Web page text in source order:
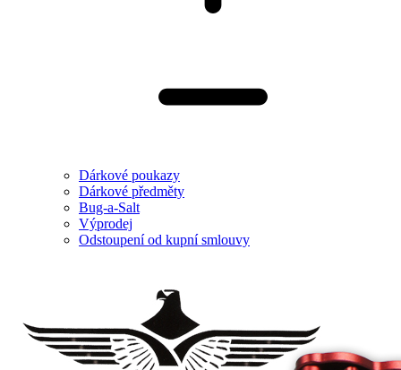
Dárkové poukazy
Dárkové předměty
Bug-a-Salt
Výprodej
Odstoupení od kupní smlouvy